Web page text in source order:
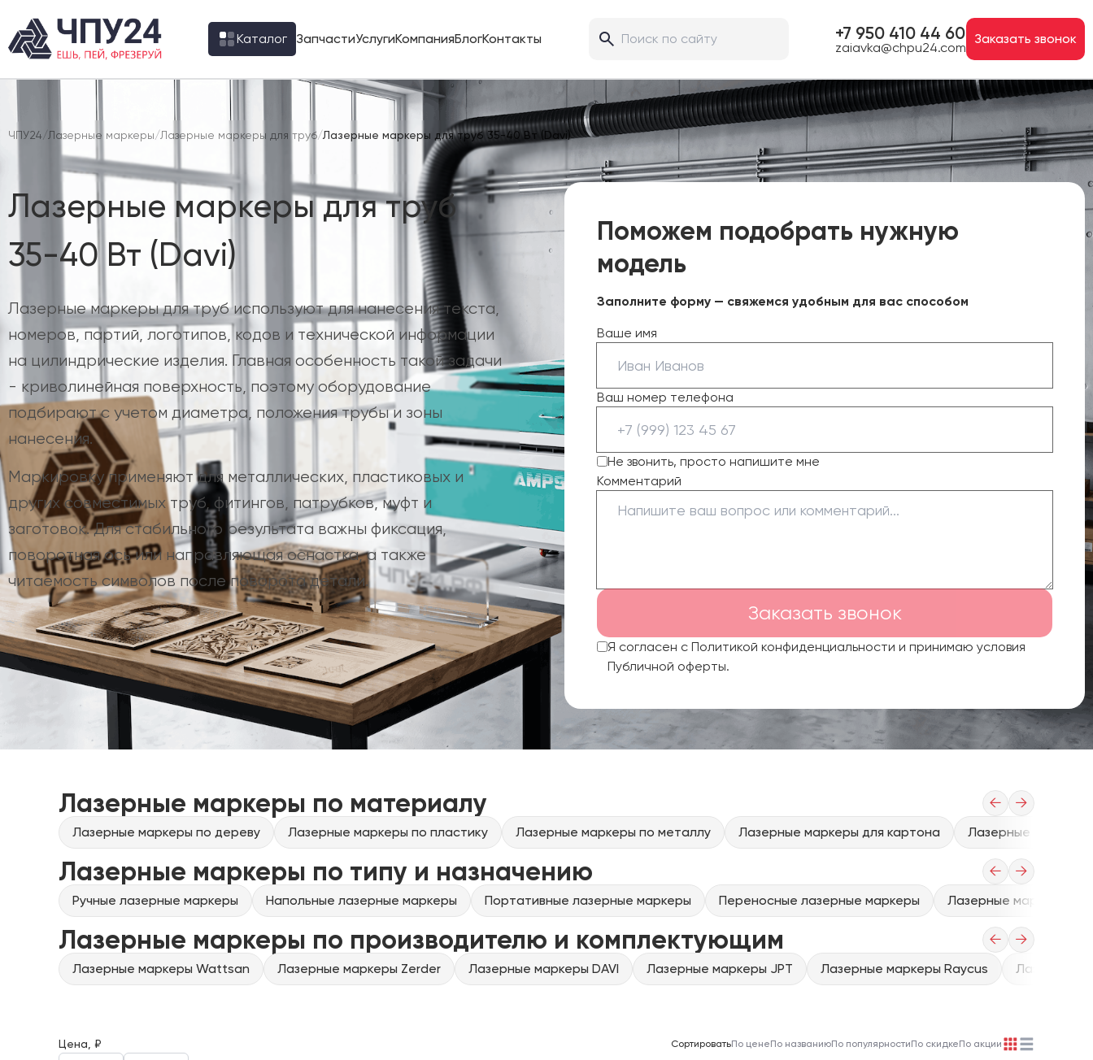
Каталог ЗапчастиУслугиКомпанияБлогКонтакты +7 950 410 44 60
zaiavka@chpu24.com
Заказать звонок
ЧПУ24/Лазерные маркеры/Лазерные маркеры для труб/Лазерные маркеры для труб 35-40 Вт (Davi)
Лазерные маркеры для труб
35-40 Вт (Davi)
Лазерные маркеры для труб используют для нанесения текста,
номеров, партий, логотипов, кодов и технической информации
на цилиндрические изделия. Главная особенность такой задачи
- криволинейная поверхность, поэтому оборудование
подбирают с учетом диаметра, положения трубы и зоны
нанесения.
Маркировку применяют для металлических, пластиковых и
других совместимых труб, фитингов, патрубков, муфт и
заготовок. Для стабильного результата важны фиксация,
поворотная ось или направляющая оснастка, а также
читаемость символов после поворота детали.
Поможем подобрать нужную
модель
Заполните форму — свяжемся удобным для вас способом
Ваше имя
Ваш номер телефона
Не звонить, просто напишите мне
Комментарий
Заказать звонок
Я согласен с Политикой конфиденциальности и принимаю условия
Публичной оферты.
Лазерные маркеры по материалу ← →
Лазерные маркеры по дереву Лазерные маркеры по пластику Лазерные маркеры по металлу Лазерные маркеры для картона Лазерные маркеры
Лазерные маркеры по типу и назначению ← →
Ручные лазерные маркеры Напольные лазерные маркеры Портативные лазерные маркеры Переносные лазерные маркеры Лазерные маркеры
Лазерные маркеры по производителю и комплектующим ← →
Лазерные маркеры Wattsan Лазерные маркеры Zerder Лазерные маркеры DAVI Лазерные маркеры JPT Лазерные маркеры Raycus Лазерные
Цена, ₽ СортироватьПо ценеПо названиюПо популярностиПо скидкеПо акции